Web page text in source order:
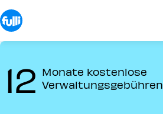
Direkt
zum
Inhalt
12 Monate kostenlose
Verwaltungsgebühren